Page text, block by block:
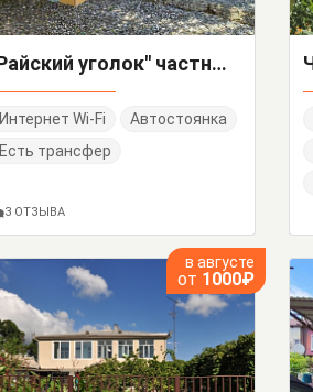
"Райский уголок" частный сектор
Интернет Wi-Fi
Автостоянка
Есть трансфер
3 ОТЗЫВА
в августе
от 1000₽